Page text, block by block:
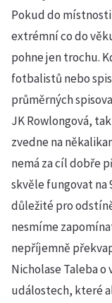
Pokud do
extrémní co do
pohne jen trochu.
fotbalistů nebo
průměrných
JK Rowlongová,
zvedne na
nemá za cíl dobře
skvěle fungovat
důležité pro
nesmíme
nepříjemně
Nicholase Taleba
událostech, které